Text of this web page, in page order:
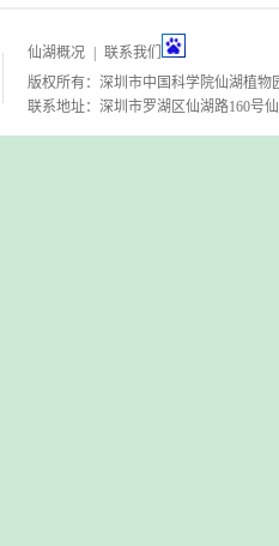
仙湖概况
联系我们
版权所有：深圳市中国科学院仙湖植物
联系地址：深圳市罗湖区仙湖路160号